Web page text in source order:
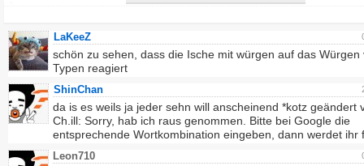
LaKeeZ
schön zu sehen, dass die Ische mit würgen auf das Würgen
Typen reagiert
ShinChan
da is es weils ja jeder sehn will anscheinend *kotz geändert
Ch.ill: Sorry, hab ich raus genommen. Bitte bei Google die
entsprechende Wortkombination eingeben, dann werdet ihr
Leon710